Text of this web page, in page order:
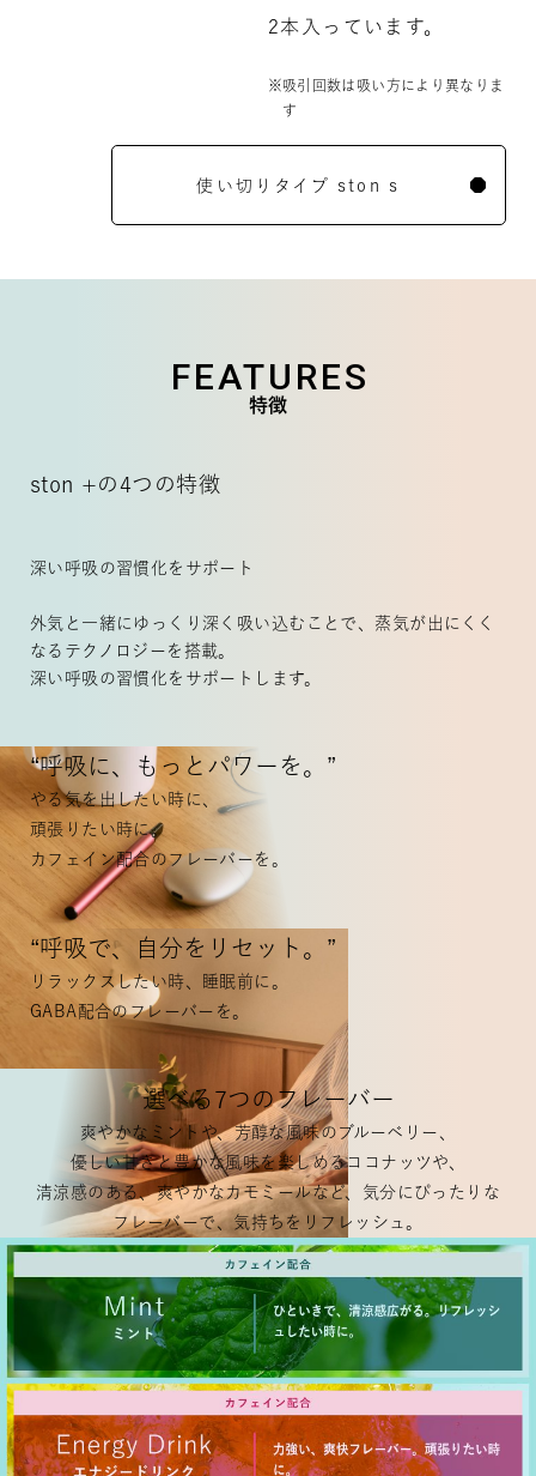
2本入っています。
吸引回数は吸い方により異なりま
す
使い切りタイプ ston s
FEATURES
特徴
ston +の4つの特徴
深い呼吸の習慣化をサポート
外気と一緒にゆっくり深く吸い込むことで、蒸気が出にくく
なるテクノロジーを搭載。
深い呼吸の習慣化をサポートします。
“呼吸に、もっとパワーを。”
やる気を出したい時に、
頑張りたい時に。
カフェイン配合のフレーバーを。
“呼吸で、自分をリセット。”
リラックスしたい時、睡眠前に。
GABA配合のフレーバーを。
選べる7つのフレーバー
爽やかなミントや、芳醇な風味のブルーベリー、
優しい甘さと豊かな風味を楽しめるココナッツや、
清涼感のある、爽やかなカモミールなど、気分にぴったりな
フレーバーで、気持ちをリフレッシュ。